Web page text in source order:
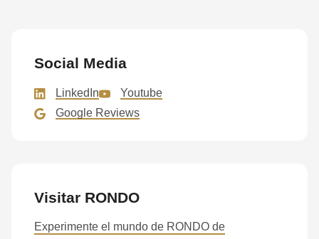
Social Media
LinkedIn
Youtube
Google Reviews
Visitar RONDO
Experimente el mundo de RONDO de